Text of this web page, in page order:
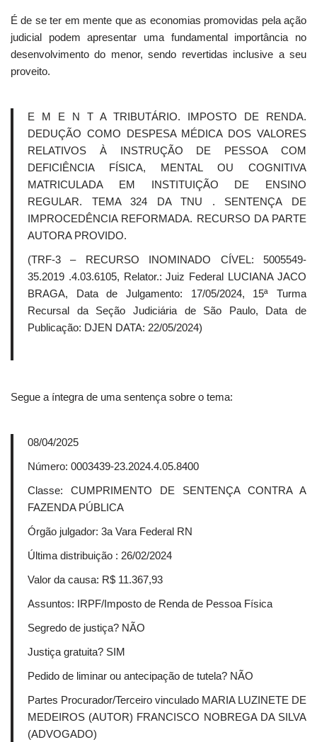
É de se ter em mente que as economias promovidas pela ação
judicial podem apresentar uma fundamental importância no
desenvolvimento do menor, sendo revertidas inclusive a seu
proveito.
E M E N T A TRIBUTÁRIO. IMPOSTO DE RENDA.
DEDUÇÃO COMO DESPESA MÉDICA DOS VALORES
RELATIVOS À INSTRUÇÃO DE PESSOA COM
DEFICIÊNCIA FÍSICA, MENTAL OU COGNITIVA
MATRICULADA EM INSTITUIÇÃO DE ENSINO
REGULAR. TEMA 324 DA TNU . SENTENÇA DE
IMPROCEDÊNCIA REFORMADA. RECURSO DA PARTE
AUTORA PROVIDO.
(TRF-3 – RECURSO INOMINADO CÍVEL: 5005549-
35.2019 .4.03.6105, Relator.: Juiz Federal LUCIANA JACO
BRAGA, Data de Julgamento: 17/05/2024, 15ª Turma
Recursal da Seção Judiciária de São Paulo, Data de
Publicação: DJEN DATA: 22/05/2024)
Segue a íntegra de uma sentença sobre o tema:
08/04/2025
Número: 0003439-23.2024.4.05.8400
Classe: CUMPRIMENTO DE SENTENÇA CONTRA A
FAZENDA PÚBLICA
Órgão julgador: 3a Vara Federal RN
Última distribuição : 26/02/2024
Valor da causa: R$ 11.367,93
Assuntos: IRPF/Imposto de Renda de Pessoa Física
Segredo de justiça? NÃO
Justiça gratuita? SIM
Pedido de liminar ou antecipação de tutela? NÃO
Partes Procurador/Terceiro vinculado MARIA LUZINETE DE
MEDEIROS (AUTOR) FRANCISCO NOBREGA DA SILVA
(ADVOGADO)